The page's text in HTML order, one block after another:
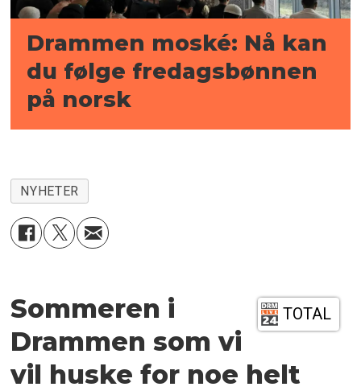
Drammen moské: Nå kan
du følge fredagsbønnen
på norsk
NYHETER
TOTAL
Sommeren i
Drammen som vi
vil huske for noe helt